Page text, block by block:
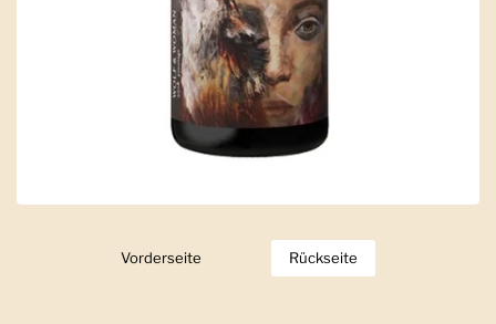
Zeige Folie 1
Vorderseite Zeige Folie 2
Rückseite